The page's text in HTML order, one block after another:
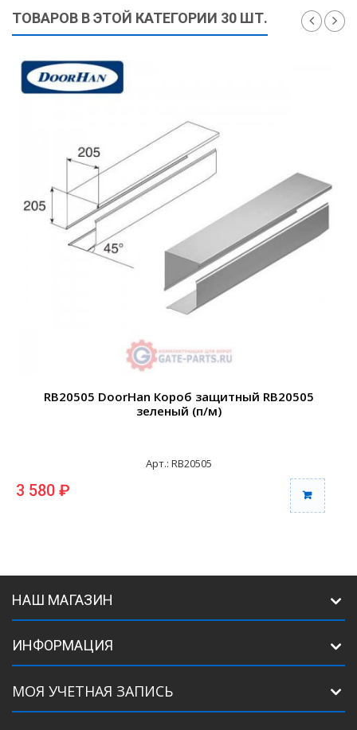
ТОВАРОВ В ЭТОЙ КАТЕГОРИИ 30 ШТ.
RB20505 DoorHan Короб защитный RB20505
зеленый (п/м)
Арт.: RB20505
3 580 ₽
НАШ МАГАЗИН
ИНФОРМАЦИЯ
МОЯ УЧЕТНАЯ ЗАПИСЬ